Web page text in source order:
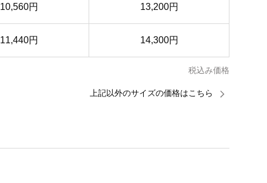
10,560円 13,200円
11,440円 14,300円
税込み価格
上記以外のサイズの価格はこちら